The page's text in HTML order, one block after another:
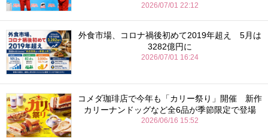
2026/07/01 22:12
外食市場、コロナ禍後初めて2019年超え 5月は
3282億円に
2026/07/01 16:24
コメダ珈琲店で今年も「カリー祭り」開催 新作
カリーナンドッグなど全6品が季節限定で登場
2026/06/16 15:52